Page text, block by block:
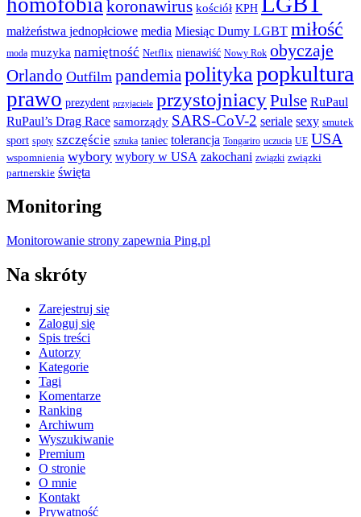
homofobiakoronawirus kościół KPH
małżeństwa jednopłciowe media Miesiąc Dumy LGBT miłość
moda muzyka namiętność Netflix nienawiść Nowy Rok obyczaje
Orlando Outfilm pandemia politykapopkultura
prawo prezydent przyjaciele przystojniacyPulse RuPaul
RuPaul’s Drag Race samorządy SARS-CoV-2 seriale sexy smutek
sport spoty szczęście sztuka taniec tolerancja Tongariro uczucia UE USA
wspomnienia wybory wybory w USA zakochani związki związki
partnerskie święta
Monitoring
Monitorowanie strony zapewnia Ping.pl
Na skróty
Zarejestruj się
Zaloguj się
Spis treści
Autorzy
Kategorie
Tagi
Komentarze
Ranking
Archiwum
Wyszukiwanie
Premium
O stronie
O mnie
Kontakt
Prywatność